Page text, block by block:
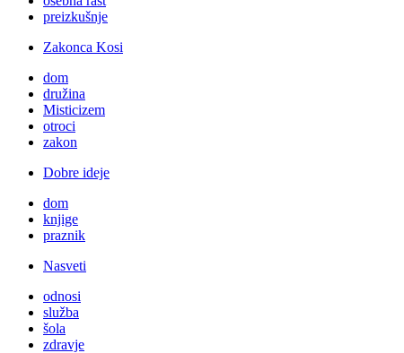
preizkušnje
Zakonca Kosi
dom
družina
Misticizem
otroci
zakon
Dobre ideje
dom
knjige
praznik
Nasveti
odnosi
služba
šola
zdravje